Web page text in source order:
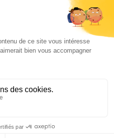
légales-Politiques de